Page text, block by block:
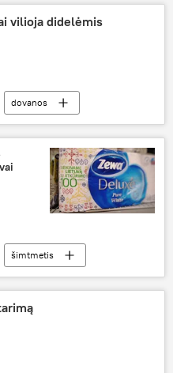
vilioja didelėmis
dovanos
sukčiavimas
šimtmetis